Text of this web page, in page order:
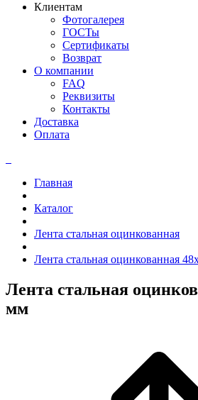
Клиентам
Фотогалерея
ГОСТы
Сертификаты
Возврат
О компании
FAQ
Реквизиты
Контакты
Доставка
Оплата
Главная
Каталог
Лента стальная оцинкованная
Лента стальная оцинкованная
Лента стальная
мм